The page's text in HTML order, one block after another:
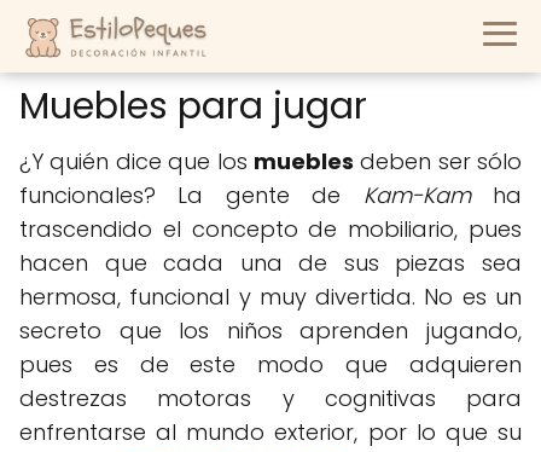
Muebles para jugar
¿Y quién dice que los muebles deben ser sólo
funcionales? La gente de Kam-Kamha
trascendido el concepto de mobiliario, pues
hacen que cada una de sus piezas sea
hermosa, funcional y muy divertida. No es un
secreto que los niños aprenden jugando,
pues es de este modo que adquieren
destrezas motoras y cognitivas para
enfrentarse al mundo exterior, por lo que su